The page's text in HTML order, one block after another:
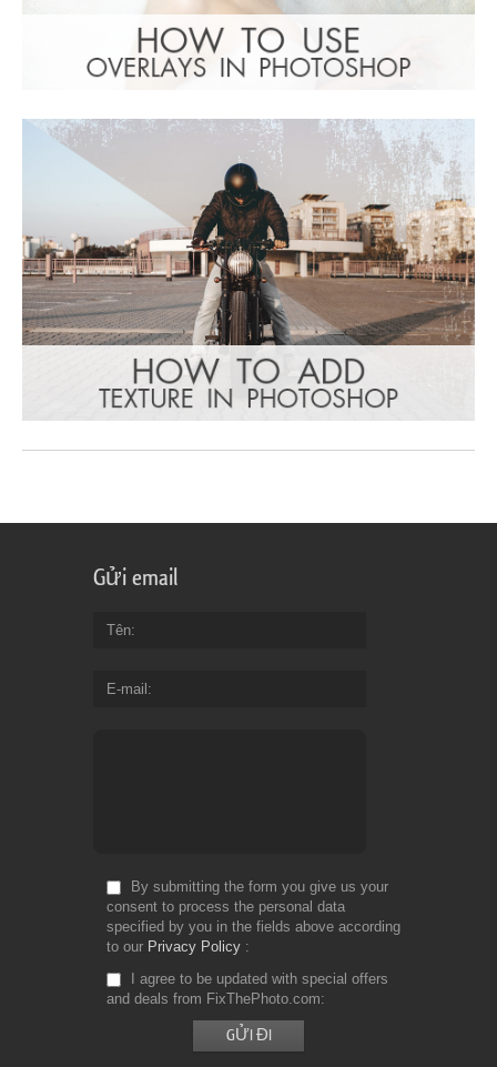
Gửi email
Tên
E-mail
By submitting the form you give us your
consent to process the personal data
specified by you in the fields above according
to our Privacy Policy
I agree to be updated with special offers
and deals from FixThePhoto.com